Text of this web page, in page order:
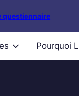
questionnaire
Pourquoi